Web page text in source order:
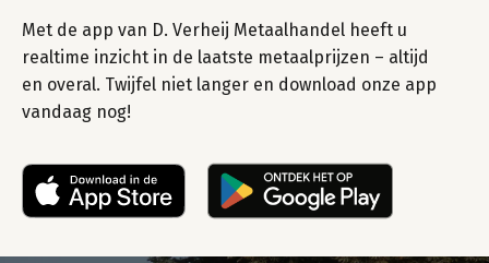
Met de app van D. Verheij Metaalhandel heeft u
realtime inzicht in de laatste metaalprijzen – altijd
en overal. Twijfel niet langer en download onze app
vandaag nog!